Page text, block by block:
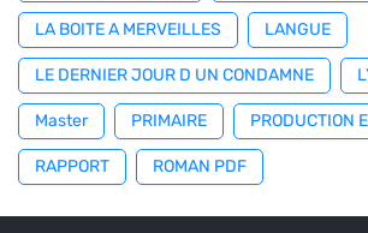
LA BOITE A MERVEILLES LANGUE
LE DERNIER JOUR D UN CONDAMNE
Master PRIMAIRE PRODUCTION
RAPPORT ROMAN PDF